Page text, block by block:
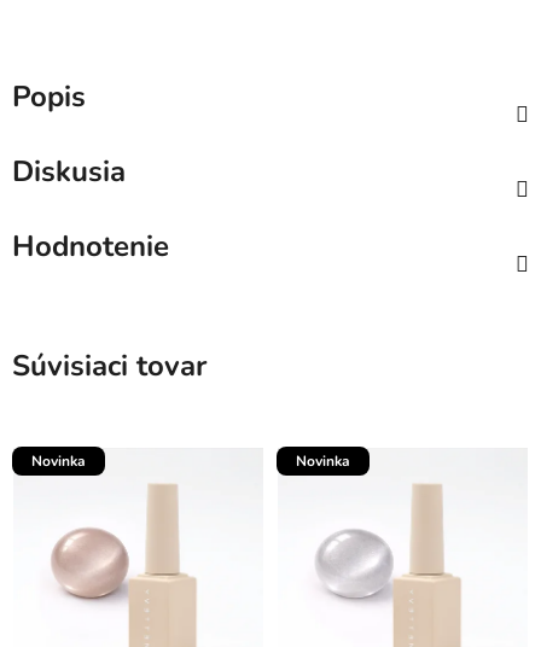
Popis
Diskusia
Hodnotenie
Súvisiaci tovar
Novinka Novinka